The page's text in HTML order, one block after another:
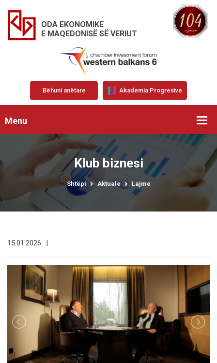
ODA EKONOMIKE
E MAQEDONISË SË VERIUT
Bëhuni anëtare Akademia Progresive
Menu
Klub biznesi
Shtëpi Aktuale Lajme
15.01.2026 |